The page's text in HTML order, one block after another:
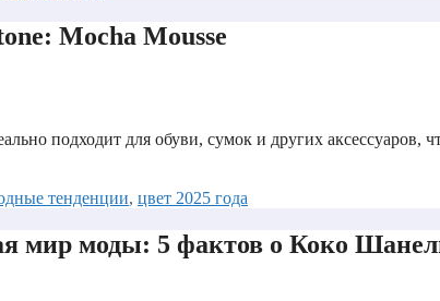
Mocha Mousse
подходит для обуви, сумок и других аксессуаров,
тенденции, цвет 2025 года
мир моды: 5 фактов о Коко